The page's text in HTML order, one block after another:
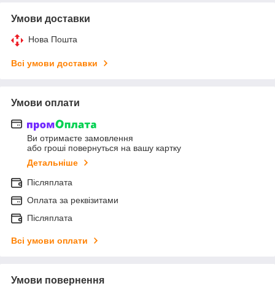
Умови доставки
Нова Пошта
Всі умови доставки
Умови оплати
Ви отримаєте замовлення
або гроші повернуться на вашу картку
Детальніше
Післяплата
Оплата за реквізитами
Післяплата
Всі умови оплати
Умови повернення